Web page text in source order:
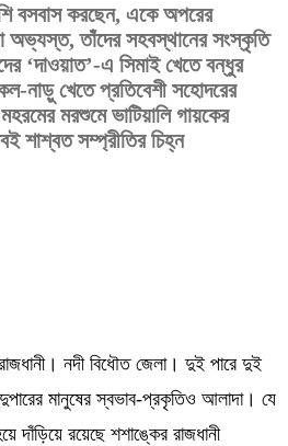
বসবাস করছেন, একে অপরের
অভ্যস্ত, তাঁদের সহবস্থানের সংস্কৃতি
‘দাওয়াত’-এ সিমাই খেতে বন্ধুর
নাড়ু খেতে প্রতিবেশী সহোদরের
মরশুমে ভাটিয়ালি গায়কের
শাশ্বত সম্প্রীতির চিহ্ন
রাজধানী। নদী বিধৌত জেলা। দুই পারে দুই
দুপারের মানুষের স্বভাব-প্রকৃতিও আলাদা। যে
দাঁড়িয়ে রয়েছে শশাঙ্কের রাজধানী